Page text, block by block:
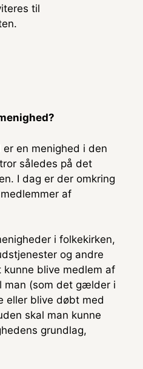
til
en menighed i den
således på det
I dag er der omkring
af
i folkekirken,
og andre
kunne blive medlem af
man (som det gælder i
eller blive døbt med
skal man kunne
grundlag,